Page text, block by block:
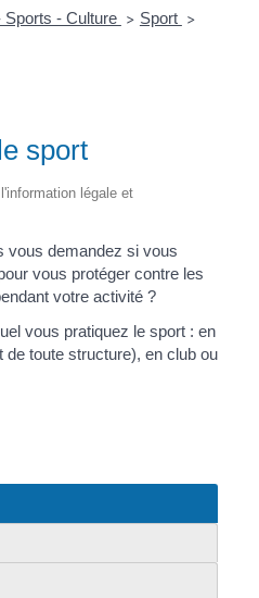
Sports - Culture > Sport >
sport
légale et
vous demandez si vous
vous protéger contre les
votre activité ?
vous pratiquez le sport : en
de toute structure), en club ou